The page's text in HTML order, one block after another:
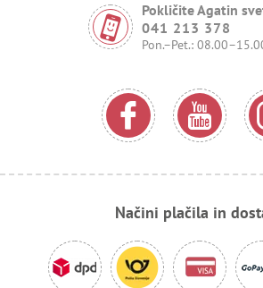
Pokličite Agatin
041 213 378
Pon.–Pet.:
Načini plačila in